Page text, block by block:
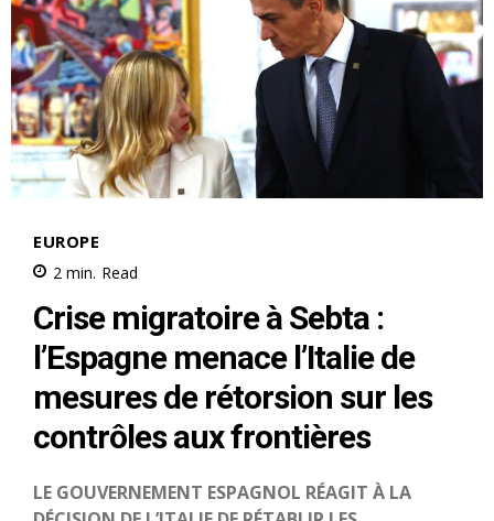
Insight Publications
À propos
Formules d’abonnement